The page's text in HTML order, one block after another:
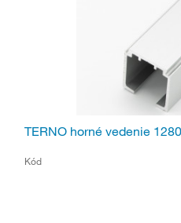
TERNO horné vedenie
Kód